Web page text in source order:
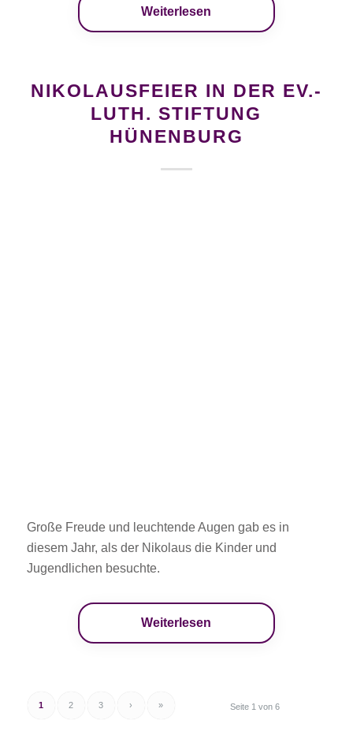
Weiterlesen
NIKOLAUSFEIER IN DER EV.-
LUTH. STIFTUNG
HÜNENBURG
Große Freude und leuchtende Augen gab es in
diesem Jahr, als der Nikolaus die Kinder und
Jugendlichen besuchte.
Weiterlesen
Seite 1 von 6
1 2 3 › »